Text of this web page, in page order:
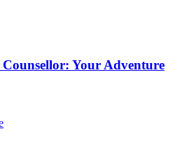
Your Adventure